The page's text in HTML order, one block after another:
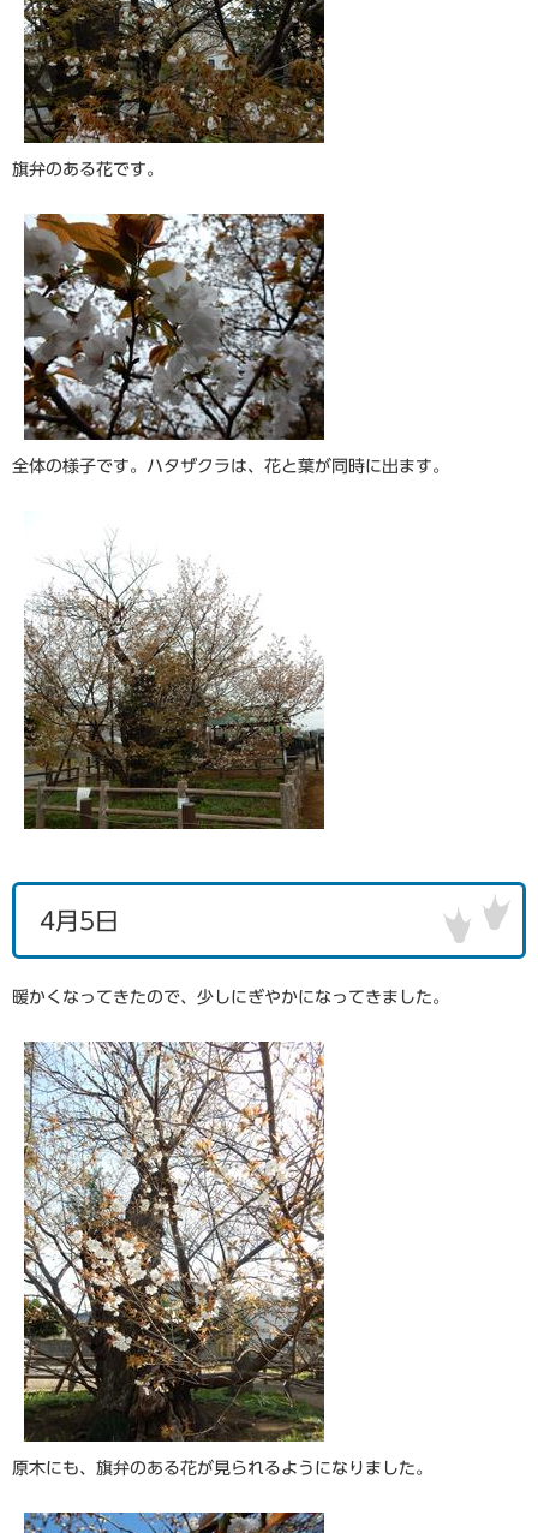
旗弁のある花です。
全体の様子です。ハタザクラは、花と葉が同時に出ます。
4月5日
暖かくなってきたので、少しにぎやかになってきました。
原木にも、旗弁のある花が見られるようになりました。